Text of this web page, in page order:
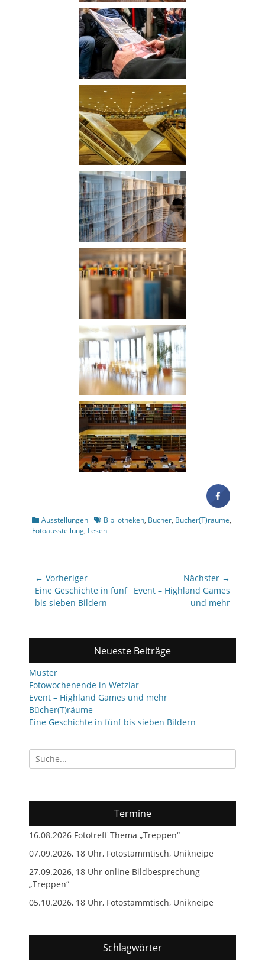
Kategorien
Ausstellungen Schlagworte
Bibliotheken, Bücher, Bücher(T)räume,
Fotoausstellung, Lesen
Beitragsnavigation
← Vorheriger
Vorheriger
Beitrag:
Eine Geschichte in fünf
bis sieben Bildern
Nächster →
Nächster
Event – Highland Games
und mehr
Neueste Beiträge
Muster
Fotowochenende in Wetzlar
Event – Highland Games und mehr
Bücher(T)räume
Eine Geschichte in fünf bis sieben Bildern
Suchen
nach:
Termine
16.08.2026 Fototreff Thema „Treppen“
07.09.2026, 18 Uhr, Fotostammtisch, Unikneipe
27.09.2026, 18 Uhr online Bildbesprechung
„Treppen“
05.10.2026, 18 Uhr, Fotostammtisch, Unikneipe
Schlagwörter